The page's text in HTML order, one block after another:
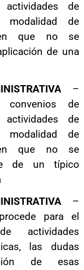
de
modalidad de
en que no se
de una
–
convenios de
de
modalidad de
en que no se
de un típico
–
para el
actividades
las dudas
de esas